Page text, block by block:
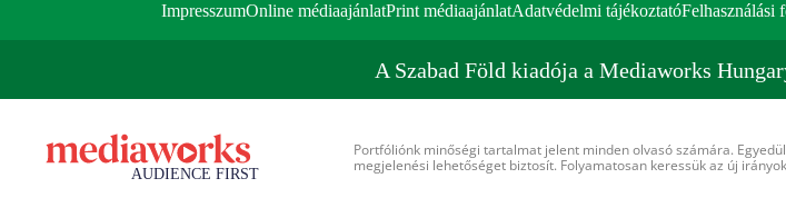
ImpresszumOnline médiaajánlatPrint médiaajánlatAdatvédelmi tájékoztatóFelhasználási
A Szabad Föld kiadója a Mediaworks
Portfóliónk minőségi tartalmat jelent minden olvasó számára.
megjelenési lehetőséget biztosít. Folyamatosan keressük az új